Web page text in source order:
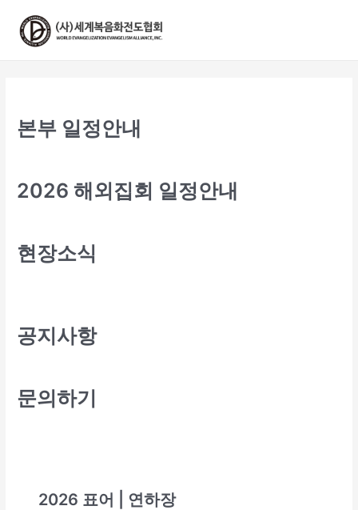
본부 일정안내
2026 해외집회 일정안내
현장소식
공지사항
문의하기
2026 표어 연하장